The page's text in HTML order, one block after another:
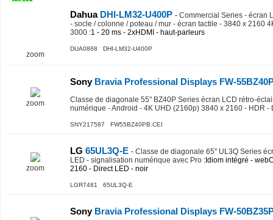
zoom
DahuaDHI-LM32-U400P - Commercial Series - écran
- socle / colonne / poteau / mur - écran tactile - 3840 x 2160
3000 :1 - 20 ms - 2xHDMI - haut-parleurs
DUA0868 DHI-LM32-U400P
zoom
SonyBravia Professional Displays FW-
Classe de diagonale 55" BZ40P Series écran LCD rétro-
numérique - Android - 4K UHD (2160p) 3840 x 2160 - HDR -
SNY217587 FW55BZ40PB.CEI
zoom
LG 65UL3Q-E - Classe de diagonale 65" UL3Q Series
LED - signalisation numérique avec Pro :Idiom intégré -
2160 - Direct LED - noir
LGR7481 65UL3Q-E
SonyBravia Professional Displays FW-